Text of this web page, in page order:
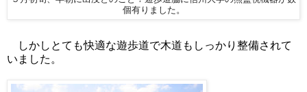
個有りました。
しかしとても快適な遊歩道で木道もしっかり整備されて
いました。